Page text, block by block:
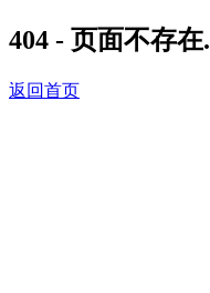
404 - 页面不存在.
返回首页